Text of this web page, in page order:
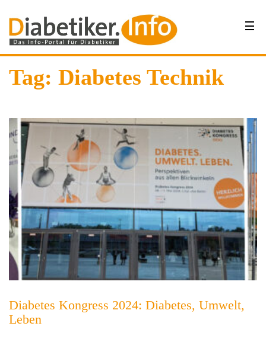
Tag: Diabetes Technik
Diabetes Kongress 2024: Diabetes, Umwelt,
Leben